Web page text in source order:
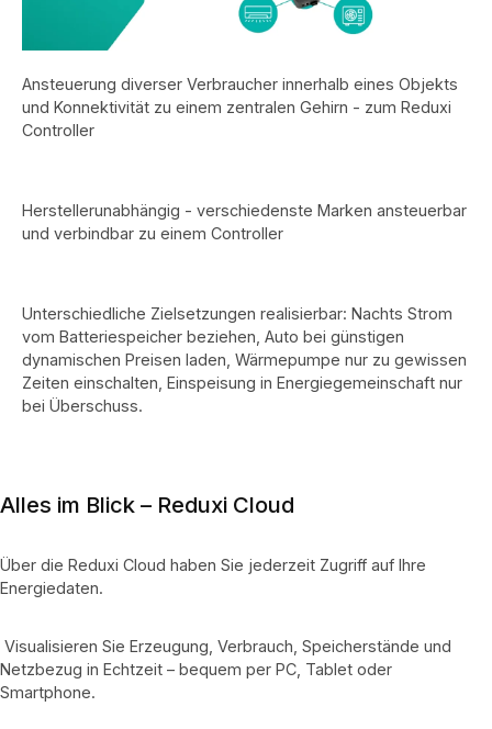
Photovoltaikanlagen ✔ Batteriespeicher-Systeme ✔
Leistungsstarke Wärmepumpen ✔ Ladeinfrastruktur und
Wallbox-Gruppen ✔ Energie-Monitoring größerer
Reduxi Gateway inklusive 3 × 100 A Stromwandler RS485 zu
TCP/IP Gateway WLAN- und Ethernet-Kommunikation 2 ×
Relaisausgänge Unterstützung von Smart Grid Ready (SG
Ready) EVU-Kontakt-Steuerung 3-phasige Strommessung
Strommessung bis 50 A pro Phase – ideal für
Einfamilienhäuser und kleinere Anlagen. 📌 LMRG1100:
Variante meist besser. 🚀⚡
Ansteuerung diverser Verbraucher innerhalb eines Objekts
und Konnektivität zu einem zentralen Gehirn - zum Reduxi
Controller
Herstellerunabhängig - verschiedenste Marken ansteuerbar
und verbindbar zu einem Controller
Unterschiedliche Zielsetzungen realisierbar: Nachts Strom
vom Batteriespeicher beziehen, Auto bei günstigen
dynamischen Preisen laden, Wärmepumpe nur zu gewissen
Zeiten einschalten, Einspeisung in Energiegemeinschaft nur
bei Überschuss.
Alles im Blick – Reduxi Cloud
Über die Reduxi Cloud haben Sie jederzeit Zugriff auf Ihre
Energiedaten.
Visualisieren Sie Erzeugung, Verbrauch, Speicherstände und
Netzbezug in Echtzeit – bequem per PC, Tablet oder
Smartphone.